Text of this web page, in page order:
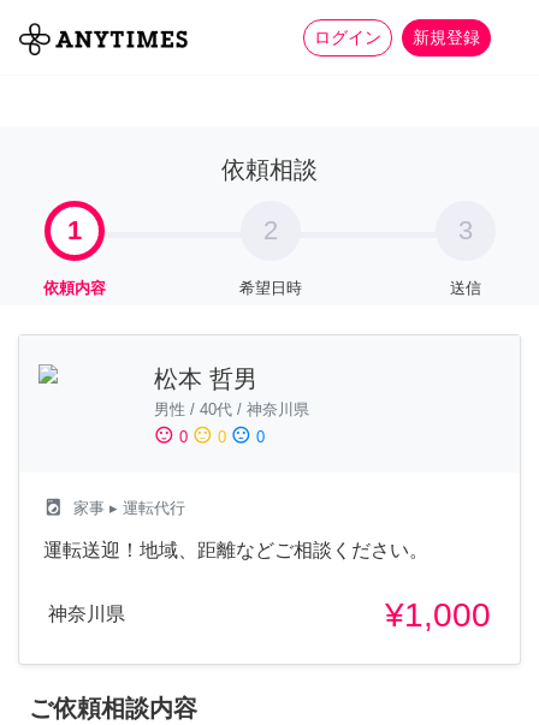
ログイン 新規登録
全て 家事 more_horiz
依頼相談
1
依頼内容
2
希望日時
3
送信
松本 哲男
男性 / 40代 / 神奈川県
sentiment_satisfied 0 sentiment_neutral 0 sentiment_dissatisfied 0
local_laundry_service 家事 ▸ 運転代行
運転送迎！地域、距離などご相談ください。
神奈川県 ¥1,000
ご依頼相談内容